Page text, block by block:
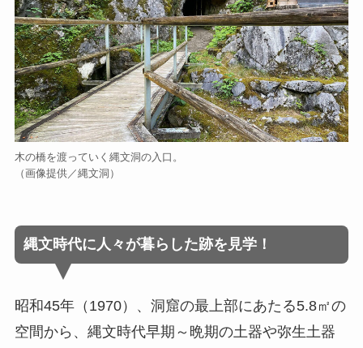
木の橋を渡っていく縄文洞の入口。
（画像提供／縄文洞）
縄文時代に人々が暮らした跡を見学！
昭和45年（1970）、洞窟の最上部にあたる5.8㎡の
空間から、縄文時代早期～晩期の土器や弥生土器